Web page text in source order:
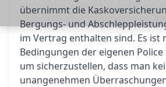
übernimmt die
Bergungs- und
im Vertrag enthalten sind. Es ist
Bedingungen der eigenen
um sicherzustellen, dass man
unangenehmen